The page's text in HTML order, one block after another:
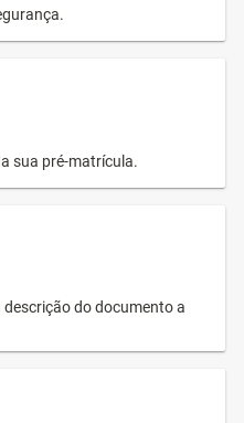
sua pré-matrícula.
descrição do documento a